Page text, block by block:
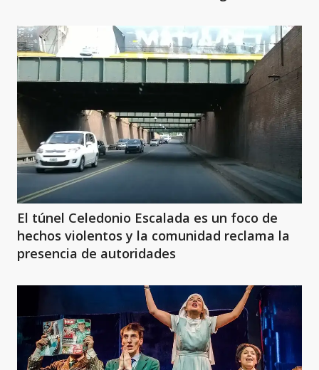
El túnel Celedonio Escalada es un foco de
hechos violentos y la comunidad reclama la
presencia de autoridades